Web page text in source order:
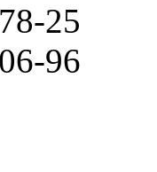
25
96